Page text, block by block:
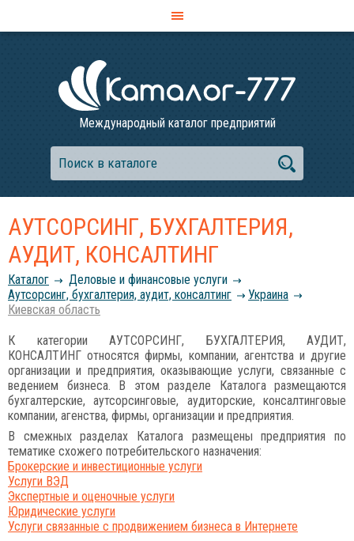
Международный каталог предприятий
АУТСОРСИНГ, БУХГАЛТЕРИЯ,
АУДИТ, КОНСАЛТИНГ
Каталог
Деловые и финансовые услуги
Аутсорсинг, бухгалтерия, аудит, консалтинг
Украина
Киевская область
К категории АУТСОРСИНГ, БУХГАЛТЕРИЯ, АУДИТ,
КОНСАЛТИНГ относятся фирмы, компании, агентства и другие
организации и предприятия, оказывающие услуги, связанные с
ведением бизнеса. В этом разделе Каталога размещаются
бухгалтерские, аутсорсинговые, аудиторские, консалтинговые
компании, агенства, фирмы, организации и предприятия.
В смежных разделах Каталога размещены предприятия по
тематике схожего потребительского назначения:
Брокерские и инвестиционные услуги
Услуги ВЭД
Экспертные и оценочные услуги
Юридические услуги
Услуги связанные с продвижением бизнеса в Интернете